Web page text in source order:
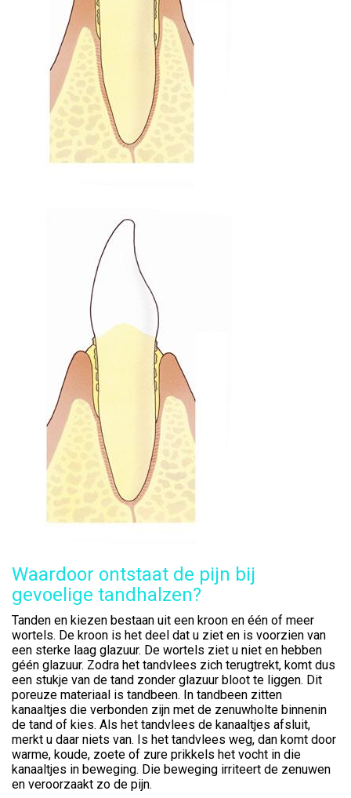
Waardoor ontstaat de pijn bij
gevoelige tandhalzen?
Tanden en kiezen bestaan uit een kroon en één of meer
wortels. De kroon is het deel dat u ziet en is voorzien van
een sterke laag glazuur. De wortels ziet u niet en hebben
géén glazuur. Zodra het tandvlees zich terugtrekt, komt dus
een stukje van de tand zonder glazuur bloot te liggen. Dit
poreuze materiaal is tandbeen. In tandbeen zitten
kanaaltjes die verbonden zijn met de zenuwholte binnenin
de tand of kies. Als het tandvlees de kanaaltjes afsluit,
merkt u daar niets van. Is het tandvlees weg, dan komt door
warme, koude, zoete of zure prikkels het vocht in die
kanaaltjes in beweging. Die beweging irriteert de zenuwen
en veroorzaakt zo de pijn.